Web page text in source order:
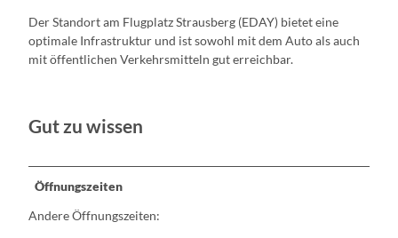
Der Standort am Flugplatz Strausberg (EDAY) bietet eine
optimale Infrastruktur und ist sowohl mit dem Auto als auch
mit öffentlichen Verkehrsmitteln gut erreichbar.
Gut zu wissen
Öffnungszeiten
Andere Öffnungszeiten: